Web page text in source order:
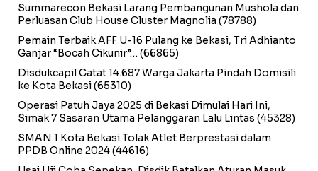
Summarecon Bekasi Larang Pembangunan Mushola dan
Perluasan Club House Cluster Magnolia (78788)
Pemain Terbaik AFF U-16 Pulang ke Bekasi, Tri Adhianto
Ganjar “Bocah Cikunir”… (66865)
Disdukcapil Catat 14.687 Warga Jakarta Pindah Domisili
ke Kota Bekasi(65310)
Operasi Patuh Jaya 2025 di Bekasi Dimulai Hari Ini,
Simak 7 Sasaran Utama Pelanggaran Lalu Lintas (45328)
SMAN 1 Kota Bekasi Tolak Atlet Berprestasi dalam
PPDB Online 2024(44616)